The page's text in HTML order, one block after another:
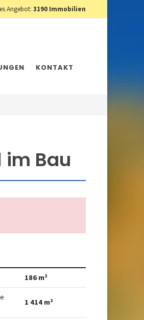
Angebot: 3190 Immobilien
KONTAKT
im Bau
186 m²
1 414 m²